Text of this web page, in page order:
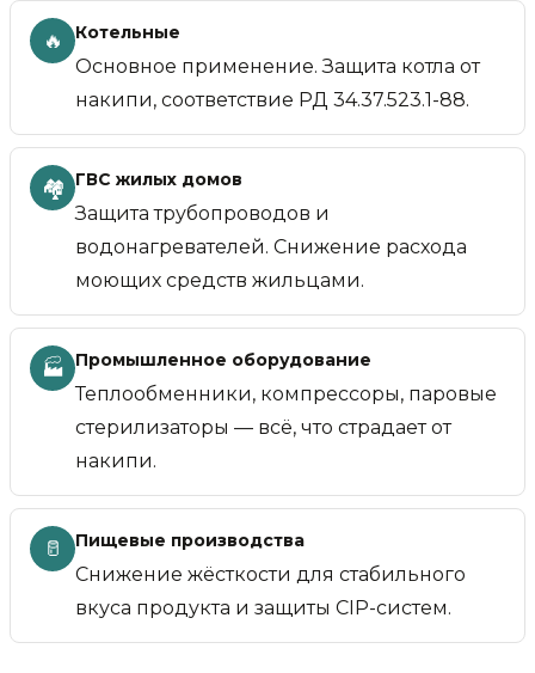
🔥 Котельные
Основное применение. Защита котла от
накипи, соответствие РД 34.37.523.1-88.
🏘️ ГВС жилых домов
Защита трубопроводов и
водонагревателей. Снижение расхода
моющих средств жильцами.
🏭 Промышленное оборудование
Теплообменники, компрессоры, паровые
стерилизаторы — всё, что страдает от
накипи.
🥛 Пищевые производства
Снижение жёсткости для стабильного
вкуса продукта и защиты CIP-систем.